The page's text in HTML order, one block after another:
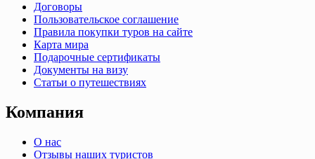
Договоры
Пользовательское соглашение
Правила покупки туров на сайте
Карта мира
Подарочные сертификаты
Документы на визу
Статьи о путешествиях
Компания
О нас
Отзывы наших туристов